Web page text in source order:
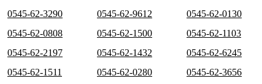
0545-62-3290
0545-62-9612 0545-62-0130
0545-62-0808
0545-62-1500 0545-62-1103
0545-62-2197
0545-62-1432 0545-62-6245
0545-62-1511
0545-62-0280 0545-62-3656